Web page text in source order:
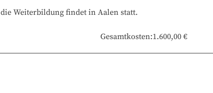
die Weiterbildung findet in Aalen statt.
Gesamtkosten:1.600,00 €